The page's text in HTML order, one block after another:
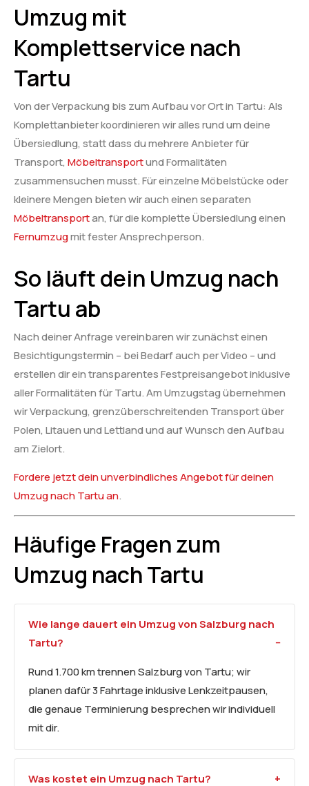
Umzug mit
Komplettservice nach
Tartu
Von der Verpackung bis zum Aufbau vor Ort in Tartu: Als
Komplettanbieter koordinieren wir alles rund um deine
Übersiedlung, statt dass du mehrere Anbieter für
Transport, Möbeltransportund Formalitäten
zusammensuchen musst. Für einzelne Möbelstücke oder
kleinere Mengen bieten wir auch einen separaten
Möbeltransportan, für die komplette Übersiedlung einen
Fernumzugmit fester Ansprechperson.
So läuft dein Umzug nach
Tartu ab
Nach deiner Anfrage vereinbaren wir zunächst einen
Besichtigungstermin – bei Bedarf auch per Video – und
erstellen dir ein transparentes Festpreisangebot inklusive
aller Formalitäten für Tartu. Am Umzugstag übernehmen
wir Verpackung, grenzüberschreitenden Transport über
Polen, Litauen und Lettland und auf Wunsch den Aufbau
am Zielort.
Fordere jetzt dein unverbindliches Angebot für deinen
Umzug nach Tartu an.
Häufige Fragen zum
Umzug nach Tartu
Wie lange dauert ein Umzug von Salzburg nach
Tartu?
Rund 1.700 km trennen Salzburg von Tartu; wir
planen dafür 3 Fahrtage inklusive Lenkzeitpausen,
die genaue Terminierung besprechen wir individuell
mit dir.
Was kostet ein Umzug nach Tartu?